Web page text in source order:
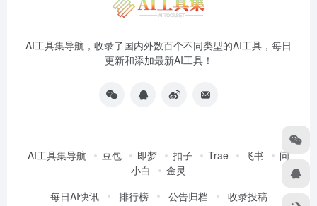
AI工具集导航，收录了国内外数百个不同类型的AI工具，每日
更新和添加最新AI工具！
AI工具集导航 豆包 即梦 扣子 Trae 飞书
问
小白
金灵
每日AI快讯
排行榜 公告归档 收录投稿